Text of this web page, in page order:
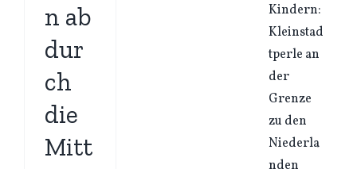
n ab
dur
ch
die
Mitt
Kindern:
Kleinstad
tperle an
der
Grenze
zu den
Niederla